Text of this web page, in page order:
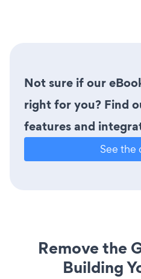
Not sure if our
right for you? Find
features and
See the
Remove the
Building